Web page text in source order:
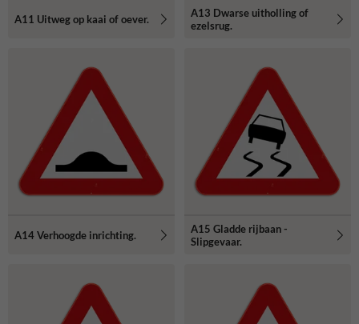
A11 Uitweg op kaai of oever.
A13 Dwarse uitholling of
ezelsrug.
A14 Verhoogde inrichting.
A15 Gladde rijbaan -
Slipgevaar.